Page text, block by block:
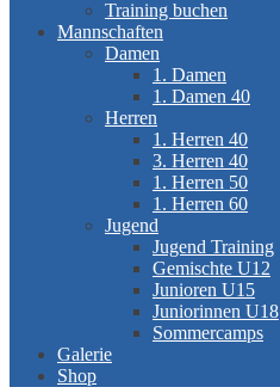
Training buchen
Mannschaften
Damen
1. Damen
1. Damen 40
Herren
1. Herren 40
3. Herren 40
1. Herren 50
1. Herren 60
Jugend
Jugend Training
Gemischte U12
Junioren U15
Juniorinnen U18
Sommercamps
Galerie
Shop